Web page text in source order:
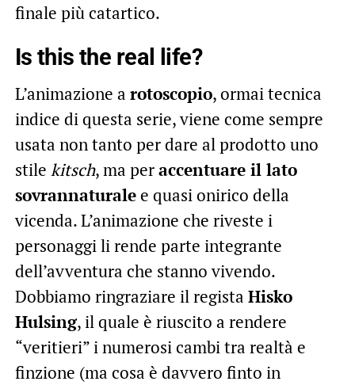
finale più catartico.
Is this the real life?
L’animazione a rotoscopio, ormai tecnica
indice di questa serie, viene come sempre
usata non tanto per dare al prodotto uno
stile kitsch, ma peraccentuare il lato
sovrannaturalee quasi onirico della
vicenda. L’animazione che riveste i
personaggi li rende parte integrante
dell’avventura che stanno vivendo.
Dobbiamo ringraziare il regista Hisko
Hulsing, il quale è riuscito a rendere
“veritieri” i numerosi cambi tra realtà e
finzione (ma cosa è davvero finto in